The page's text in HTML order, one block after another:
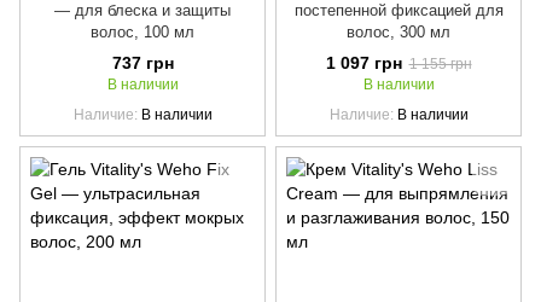
— для блеска и защиты
волос, 100 мл
737 грн
В наличии
Наличие
В наличии
постепенной фиксацией для
волос, 300 мл
1 097 грн 1 155 грн
В наличии
Наличие
В наличии